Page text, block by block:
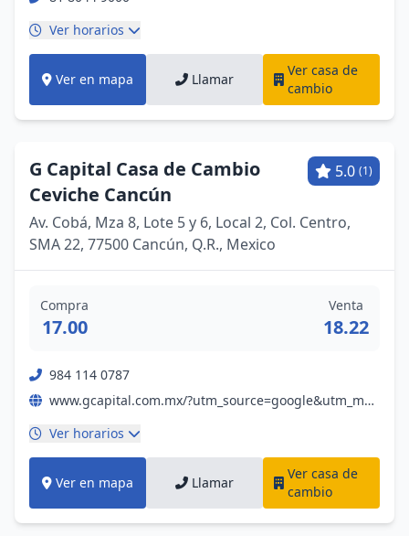
Ver horarios
Ver en mapa Llamar
Ver casa de
cambio
G Capital Casa de Cambio
Ceviche Cancún
5.0 (1)
Av. Cobá, Mza 8, Lote 5 y 6, Local 2, Col. Centro,
SMA 22, 77500 Cancún, Q.R., Mexico
Compra
17.00
Venta
18.22
984 114 0787
www.gcapital.com.mx/?utm_source=google&utm_medium=my-business&utm_campaign=gmb
Ver horarios
Ver en mapa Llamar
Ver casa de
cambio